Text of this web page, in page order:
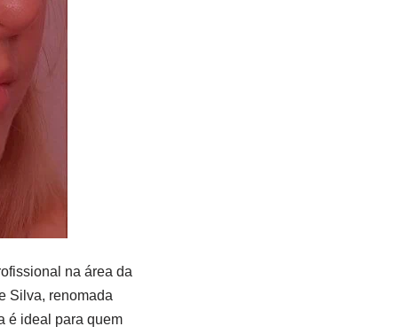
na área da
Silva, renomada
é ideal para quem